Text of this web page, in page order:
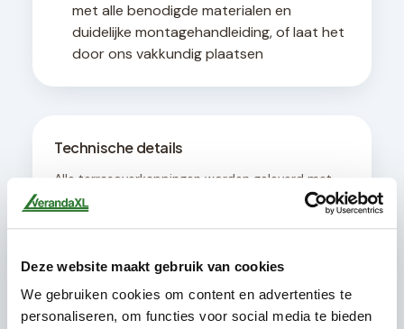
Deze website maakt gebruik van cookies
We gebruiken cookies om content en advertenties te
personaliseren, om functies voor social media te bieden
met alle benodigde materialen en
duidelijke montagehandleiding, of laat het
door ons vakkundig plaatsen
Technische details
Alle terrasoverkappingen worden geleverd met
een geïntegreerd afwateringssysteem en zijn
ontworpen voor een hellingshoek van minimaal 8
graden voor optimale waterafvoer. De
muren met een draagvermogen van minimaal
200 kg per strekkende meter.